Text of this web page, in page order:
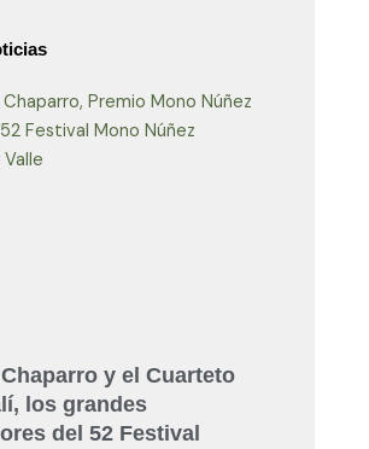
y el Cuarteto
los grandes
del 52 Festival